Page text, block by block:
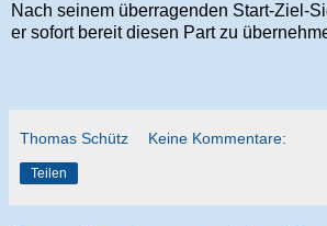
Nach seinem überragenden Start-Ziel-
er sofort bereit diesen Part zu
Thomas Schütz Keine Kommentare:
Teilen